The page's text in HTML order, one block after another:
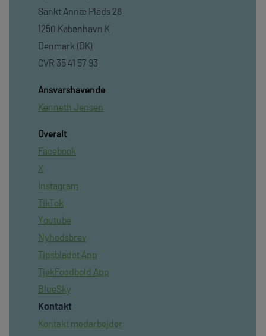
Sankt Annæ Plads 28
1250 København K
Denmark (DK)
CVR 35 41 57 93
Ansvarshavende
Kenneth Jensen
Overalt
Facebook
X
Instagram
TikTok
Youtube
Nyhedsbrev
Tipsbladet App
TjekFoodbold App
BlueSky
Kontakt
Kontakt medarbejder